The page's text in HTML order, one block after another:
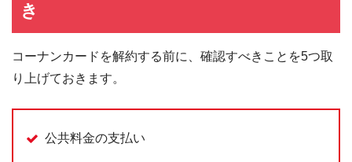
き
コーナンカードを解約する前に、確認すべきことを5つ取
り上げておきます。
公共料金の支払い